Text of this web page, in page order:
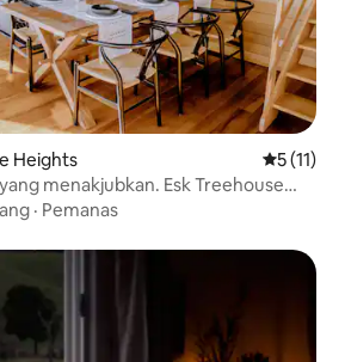
Heights Nilai rata-
5 (11)
menakjubkan. Esk Treehouse
· Pemanas